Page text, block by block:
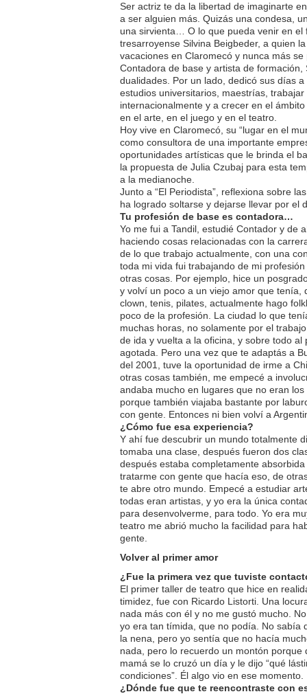
Ser actriz te da la libertad de imaginarte
a ser alguien más. Quizás una condesa,
una sirvienta… O lo que pueda venir en el
tresarroyense Silvina Beigbeder, a quien
vacaciones en Claromecó y nunca más se
Contadora de base y artista de formación,
dualidades. Por un lado, dedicó sus días
estudios universitarios, maestrías,
internacionalmente y a crecer en el
en el arte, en el juego y en el teatro.
Hoy vive en Claromecó, su “lugar en el
como consultora de una importante
oportunidades artísticas que le brinda el
la propuesta de Julia Czubaj para esta
a la medianoche.
Junto a “El Periodista”, reflexiona sobre
ha logrado soltarse y dejarse llevar por el
Tu profesión de base es contadora…
Yo me fui a Tandil, estudié Contador y de
haciendo cosas relacionadas con la
de lo que trabajo actualmente, con una
toda mi vida fui trabajando de mi
otras cosas. Por ejemplo, hice un
y volví un poco a un viejo amor que tenía,
clown, tenis, pilates, actualmente hago
poco de la profesión. La ciudad lo que
muchas horas, no solamente por el
de ida y vuelta a la oficina, y sobre todo
agotada. Pero una vez que te adaptás a
del 2001, tuve la oportunidad de irme a
otras cosas también, me empecé a
andaba mucho en lugares que no eran
porque también viajaba bastante por
con gente. Entonces ni bien volví a
¿Cómo fue esa experiencia?
Y ahí fue descubrir un mundo totalmente
tomaba una clase, después fueron dos
después estaba completamente
tratarme con gente que hacía eso, de
te abre otro mundo. Empecé a estudiar
todas eran artistas, y yo era la única
para desenvolverme, para todo. Yo era
teatro me abrió mucho la facilidad para
gente.
Volver al primer amor
¿Fue la primera vez que tuviste
El primer taller de teatro que hice en
timidez, fue con Ricardo Listorti. Una
nada más con él y no me gustó mucho.
yo era tan tímida, que no podía. No sabía
la nena, pero yo sentía que no hacía
nada, pero lo recuerdo un montón porque
mamá se lo cruzó un día y le dijo “qué
condiciones”. Él algo vio en ese momento.
¿Dónde fue que te reencontraste con